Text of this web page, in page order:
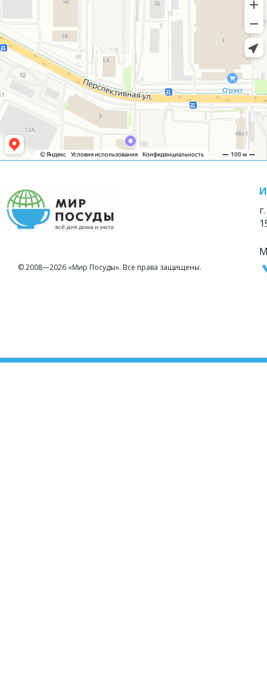
© 2008—2026 «Мир Посуды». Все права защищены.